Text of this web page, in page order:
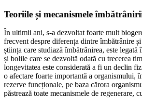
Teoriile și mecanismele
În ultimii ani, s-a dezvoltat foarte mult
frecvent despre diferența dintre îmbătrânire
știința care studiază îmbătrânirea, este
și bolile care se dezvoltă odată cu trecerea
longevitatea este considerată a fi un declin
o afectare foarte importantă a organismului,
rezerve funcționale, pe baza cărora
păstrează toate mecanismele de regenerare,